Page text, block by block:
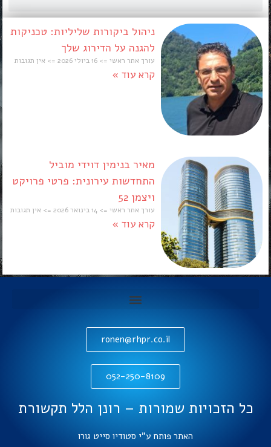
ניהול ביקורות שליליות: טכניקות
להגנה על הדירוג שלך
עורך אתר ראשי אין תגובות
קרא עוד »
מאיר בנימין דוידי מוביל
התחדשות עירונית: פרטי פרויקט
ויצמן 52
עורך אתר ראשי אין תגובות
קרא עוד »
ronen@rhpr.co.il
052-250-8109
כל הזכויות שמורות – רונן הלל תקשורת
האתר פותח ע"י סטודיו סייט גורו